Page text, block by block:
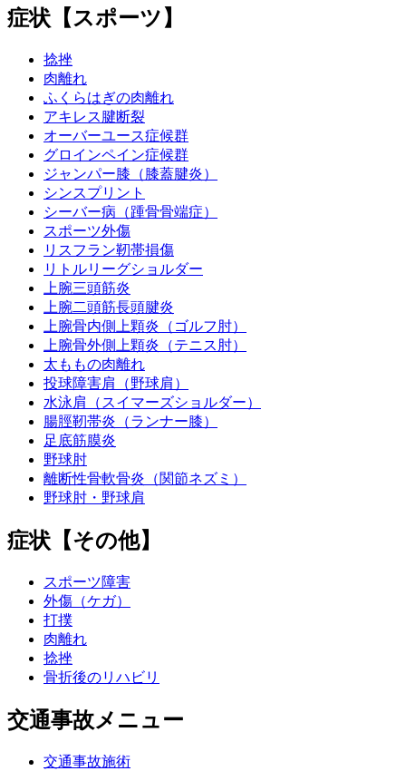
症状【スポーツ】
捻挫
肉離れ
ふくらはぎの肉離れ
アキレス腱断裂
オーバーユース症候群
グロインペイン症候群
ジャンパー膝（膝蓋腱炎）
シンスプリント
シーバー病（踵骨骨端症）
スポーツ外傷
リスフラン靭帯損傷
リトルリーグショルダー
上腕三頭筋炎
上腕二頭筋長頭腱炎
上腕骨内側上顆炎（ゴルフ肘）
上腕骨外側上顆炎（テニス肘）
太ももの肉離れ
投球障害肩（野球肩）
水泳肩（スイマーズショルダー）
腸脛靭帯炎（ランナー膝）
足底筋膜炎
野球肘
離断性骨軟骨炎（関節ネズミ）
野球肘・野球肩
症状【その他】
スポーツ障害
外傷（ケガ）
打撲
肉離れ
捻挫
骨折後のリハビリ
交通事故メニュー
交通事故施術